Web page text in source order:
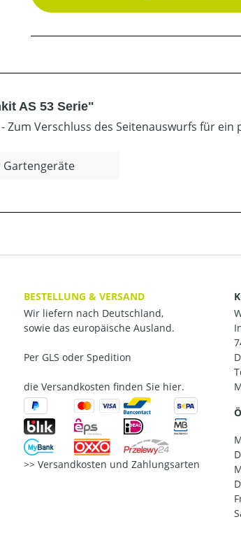
AS 53 Serie"
Zum Verschluss des Seitenauswurfs für
Gartengeräte
BESTELLUNG & VERSAND
Wir liefern nach Deutschland,
sowie das europäische Ausland.
Per GLS oder Spedition
die Versandkosten finden Sie hier.
Versandkosten und Zahlungsarten